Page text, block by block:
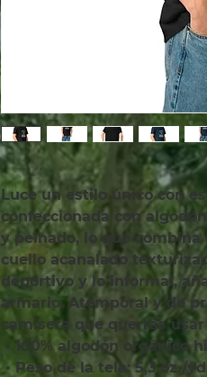
Luce un estilo único con
confeccionada con
y peinado, lo que
cuello acanalado
deportivo y lo informal,
armario. Atemporal y de
camiseta que querrás
• 100% algodón orgánico
• Peso de la tela: 5,3 oz./